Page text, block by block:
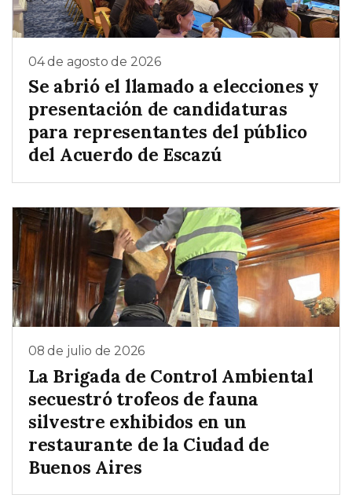
04 de agosto de 2026
Se abrió el llamado a elecciones y
presentación de candidaturas
para representantes del público
del Acuerdo de Escazú
08 de julio de 2026
La Brigada de Control Ambiental
secuestró trofeos de fauna
silvestre exhibidos en un
restaurante de la Ciudad de
Buenos Aires